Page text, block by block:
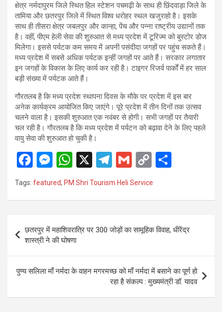
क्षेत्र नर्मदापुरम जिले स्थित हिल स्टेशन पचमढ़ी के साथ ही छिंदवाड़ा जिले के
तामिया और छतरपुर जिले में स्थित विश्व धरोहर स्थल खजुराहो है। इसके
साथ ही तीसरा क्षेत्र जबलपुर और कान्हा, पेंच और पन्ना राष्ट्रीय उद्यानों तक
है। वहीं, पीएम हेली सेवा की शुरुआत से मध्य प्रदेश में टूरिज्म को बुस्टोर डोज
मिलेगा। इससे पर्यटक कम समय में अपनी पसंदीदा जगहों पर पहुंच सकते हैं।
मध्य प्रदेश में सबसे अधिक पर्यटक इन्हीं जगहों पर आते हैं। सरकार लगातार
इन जगहों के विकास के लिए कार्य कर रही है। टाइगर रिजर्व पार्कों में हर साल
बड़ी संख्या में पर्यटक आते हैं।
गौरतलब है कि मध्य प्रदेश स्थापना दिवस के मौके पर प्रदेश में इस बार
अनेक कार्यक्रम आयोजित किए जाएंगे। पूरे प्रदेश में तीन दिनों तक उत्सव
चलने वाला है। इसकी शुरुआत एक नवंबर से होगी। सभी जगहों पर तैयारी
चल रही है। गौरतलब है कि मध्य प्रदेश में पर्यटन को बढ़ावा देने के लिए पहले
वायु सेवा की शुरुआत हो चुकी है।
F
a
ce
o
o
k
M
es
se
g
er
W
h
at
A
p
p
X
T
el
e
a
m
G
m
ail
C
py
n
Tags: featured, PM Shri Tourism Heli Service
navigation
छतरपुर में महाशिवरात्रि पर 300 जोड़ों का सामूहिक विवाह, धीरेंद्र
शास्त्री ने की घोषणा
पुण्य सलिला माँ नर्मदा के वाहन मगरमच्छ को माँ नर्मदा में बसाने का पूर्ण हो
रहा है संकल्प : मुख्यमंत्री डॉ. यादव